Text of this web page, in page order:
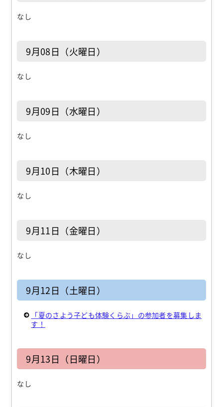
なし
9月08日（火曜日）
なし
9月09日（水曜日）
なし
9月10日（木曜日）
なし
9月11日（金曜日）
なし
9月12日（土曜日）
「夏のさよう子ども体験くらぶ」の参加者を募集しま
す！
9月13日（日曜日）
なし